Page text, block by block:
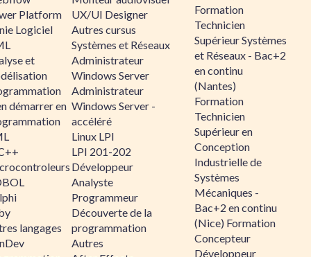
Platform
Logiciel
et
démarrer en
langages
UX/UI Designer
Autres cursus
Systèmes et Réseaux
Administrateur
Windows Server
Administrateur
Windows Server -
accéléré
Linux LPI
LPI 201-202
Développeur
Analyste
Programmeur
Découverte de la
programmation
Autres
Formation
Technicien
Supérieur Systèmes
et Réseaux - Bac+2
en continu
(Nantes)
Formation
Technicien
Supérieur en
Conception
Industrielle de
Systèmes
Mécaniques -
Bac+2 en continu
(Nice) Formation
Concepteur
Développeur